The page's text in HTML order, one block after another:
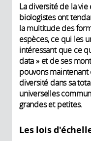
La diversité de la
biologistes ont
la multitude des
espèces, ce qui les
intéressant que ce
data » et de ses
pouvons
diversité dans sa
universelles
grandes et petites.
Les lois